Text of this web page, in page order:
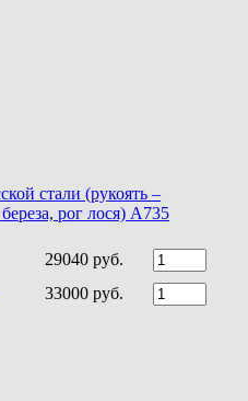
стали (рукоять –
рог лося) A735
29040 руб.
33000 руб.